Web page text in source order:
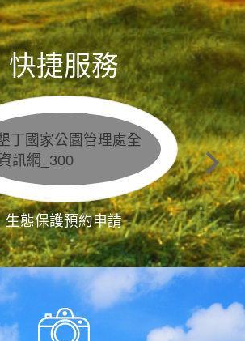
快捷服務
生態保護預約申請